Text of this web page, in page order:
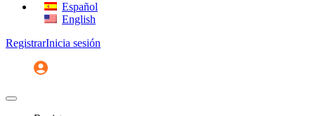
Español
English
RegistrarInicia sesión